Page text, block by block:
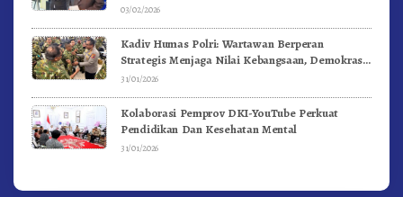
03/02/2026
Kadiv Humas Polri: Wartawan Berperan
Strategis Menjaga Nilai Kebangsaan, Demokrasi,
dan NKRI
31/01/2026
Kolaborasi Pemprov DKI-YouTube Perkuat
Pendidikan Dan Kesehatan Mental
31/01/2026